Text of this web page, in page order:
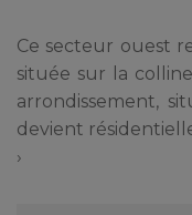
Ce secteur ouest
située sur la
arrondissement,
devient
›